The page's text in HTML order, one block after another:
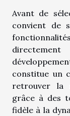
Avant de
convient de
constitue un
retrouver la
grâce à des
fidèle à la